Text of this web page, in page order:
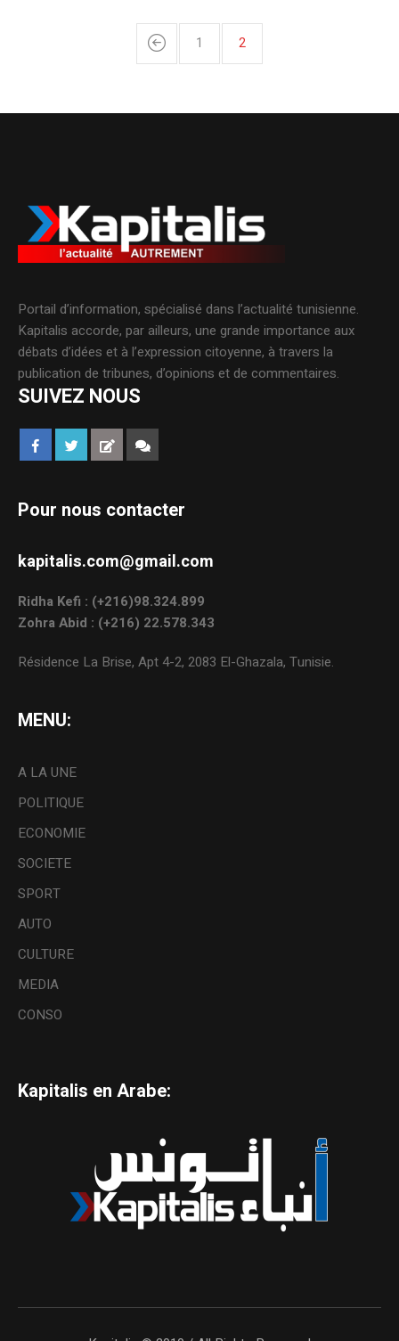
1 2
Portail d’information, spécialisé dans l’actualité tunisienne.
Kapitalis accorde, par ailleurs, une grande importance aux
débats d’idées et à l’expression citoyenne, à travers la
publication de tribunes, d’opinions et de commentaires.
SUIVEZ NOUS
Pour nous contacter
kapitalis.com@gmail.com
Ridha Kefi : (+216)98.324.899
Zohra Abid : (+216) 22.578.343
Résidence La Brise, Apt 4-2, 2083 El-Ghazala, Tunisie.
MENU:
A LA UNE
POLITIQUE
ECONOMIE
SOCIETE
SPORT
AUTO
CULTURE
MEDIA
CONSO
Kapitalis en Arabe: